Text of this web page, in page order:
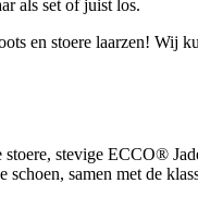
als set of juist los.
en stoere laarzen! Wij
stevige ECCO®
samen met de